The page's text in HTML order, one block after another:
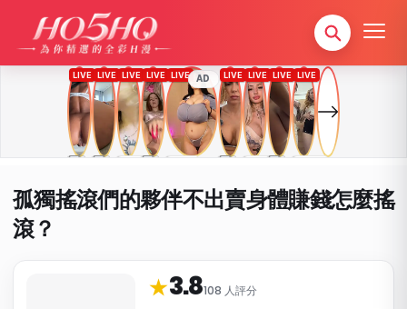
AD
孤獨搖滾們的夥伴不出賣身體賺錢怎麼搖
滾？
★3.8108 人評分
作品資料與分類